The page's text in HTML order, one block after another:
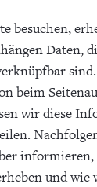
besuchen,
Daten,
beim
wir diese
informieren,
und